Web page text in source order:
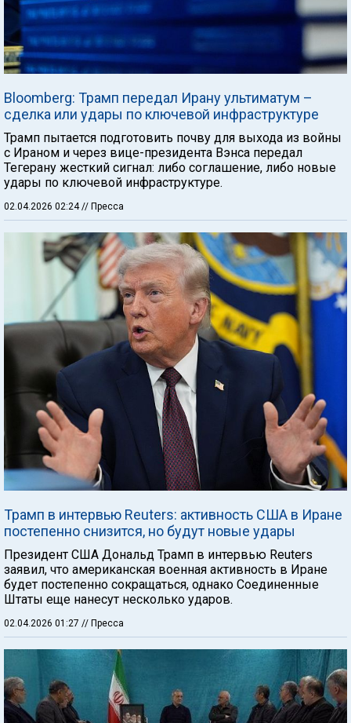
Bloomberg: Трамп передал Ирану ультиматум –
сделка или удары по ключевой инфраструктуре
Трамп пытается подготовить почву для выхода из войны
с Ираном и через вице-президента Вэнса передал
Тегерану жесткий сигнал: либо соглашение, либо новые
удары по ключевой инфраструктуре.
02.04.2026 02:24// Пресса
Трамп в интервью Reuters: активность США в Иране
постепенно снизится, но будут новые удары
Президент США Дональд Трамп в интервью Reuters
заявил, что американская военная активность в Иране
будет постепенно сокращаться, однако Соединенные
Штаты еще нанесут несколько ударов.
02.04.2026 01:27 // Пресса